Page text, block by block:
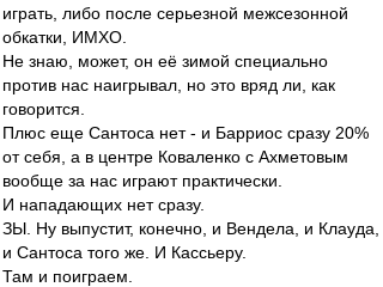
играть, либо после серьезной межсезонной
обкатки, ИМХО.
Не знаю, может, он её зимой специально
против нас наигрывал, но это вряд ли, как
говорится.
Плюс еще Сантоса нет - и Барриос сразу 20%
от себя, а в центре Коваленко с Ахметовым
вообще за нас играют практически.
И нападающих нет сразу.
ЗЫ. Ну выпустит, конечно, и Вендела, и Клауда,
и Сантоса того же. И Кассьеру.
Там и поиграем.